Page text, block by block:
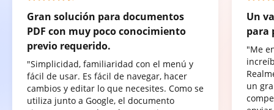
Gran solución para documentos
PDF con muy poco conocimiento
previo requerido.
"Simplicidad, familiaridad con el menú y
fácil de usar. Es fácil de navegar, hacer
cambios y editar lo que necesites. Como se
utiliza junto a Google, el documento
Un
para
"Me
un